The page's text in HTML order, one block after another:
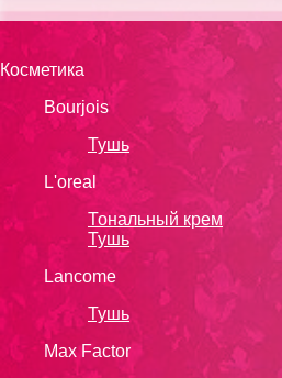
Косметика
Bourjois
Тушь
L'oreal
Тональный крем
Тушь
Lanсоmе
Тушь
Max Factor